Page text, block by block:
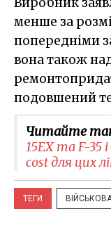
менше за
попередніми
вона також
подовшений
Читайте
15EX та F-35
cost для цих
ТЕГИ